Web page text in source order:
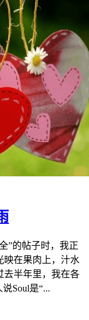
”的帖子时，我正
映在果肉上，汁水
半年里，我在各
Soul是“...